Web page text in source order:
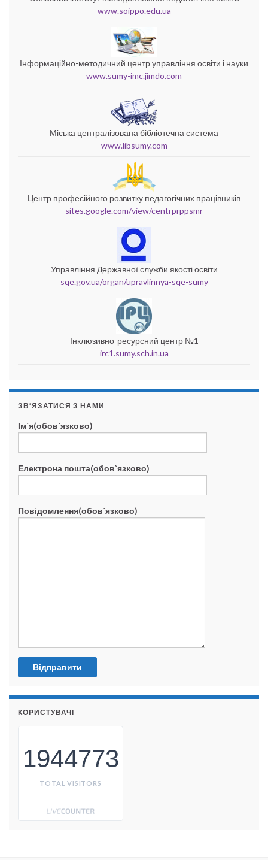
www.soippo.edu.ua
Інформаційно-методичний центр управління освіти і науки
www.sumy-imc.jimdo.com
Міська централізована бібліотечна система
www.libsumy.com
Центр професійного розвитку педагогічних працівників
sites.google.com/view/centrprppsmr
Управління Державної служби якості освіти
sqe.gov.ua/organ/upravlinnya-sqe-sumy
Інклюзивно-ресурсний центр №1
irc1.sumy.sch.in.ua
ЗВ’ЯЗАТИСЯ З НАМИ
Ім`я(обов`язково)
Електрона пошта(обов`язково)
Повідомлення(обов`язково)
КОРИСТУВАЧІ
1944773
TOTAL VISITORS